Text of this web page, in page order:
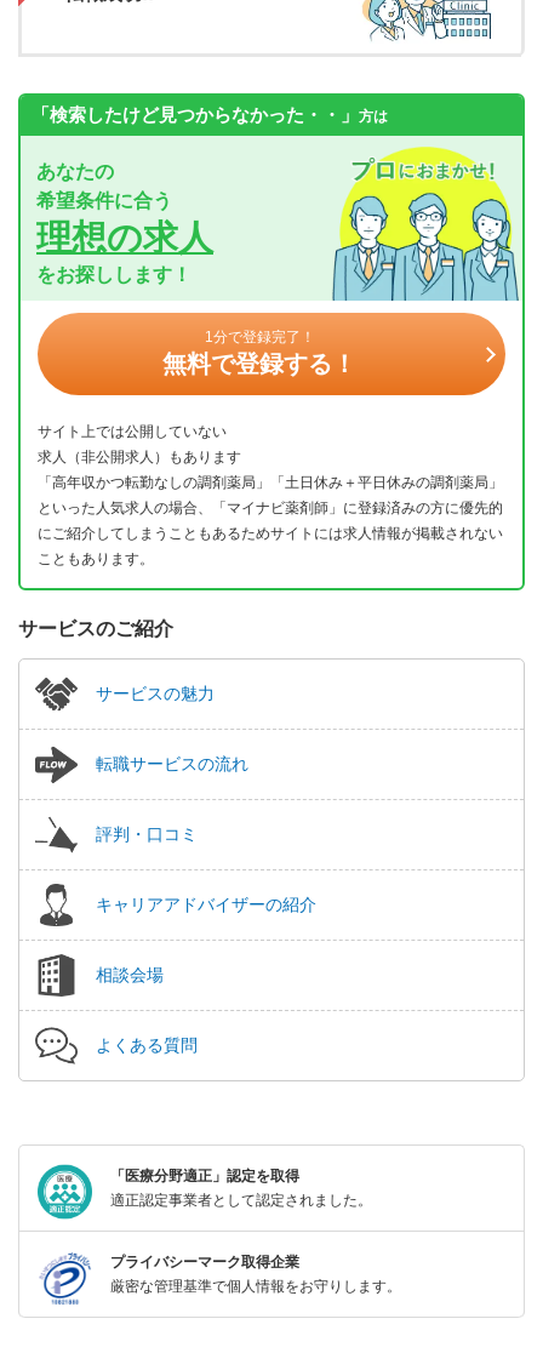
「検索したけど見つからなかった・・」 方は
あなたの
希望条件に合う
理想の求人
をお探しします！
1分で登録完了！
無料で登録する！
サイト上では公開していない
求人（非公開求人）もあります
「高年収かつ転勤なしの調剤薬局」「土日休み＋平日休みの調剤薬局」
といった人気求人の場合、「マイナビ薬剤師」に登録済みの方に優先的
にご紹介してしまうこともあるためサイトには求人情報が掲載されない
こともあります。
サービスのご紹介
サービスの魅力
転職サービスの流れ
評判・口コミ
キャリアアドバイザーの紹介
相談会場
よくある質問
「医療分野適正」認定を取得
適正認定事業者として認定されました。
プライバシーマーク取得企業
厳密な管理基準で個人情報をお守りします。